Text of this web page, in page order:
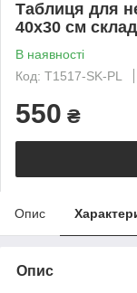
Таблиця для
40х30 см
В наявності
Код: T1517-SK-PL
550 ₴
Опис
Опис